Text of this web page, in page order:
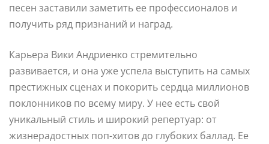
песен заставили заметить ее профессионалов и
получить ряд признаний и наград.
Карьера Вики Андриенко стремительно
развивается, и она уже успела выступить на самых
престижных сценах и покорить сердца миллионов
поклонников по всему миру. У нее есть свой
уникальный стиль и широкий репертуар: от
жизнерадостных поп-хитов до глубоких баллад. Ее